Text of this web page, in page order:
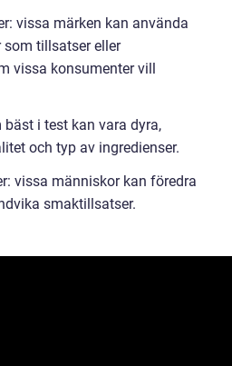
vissa märken kan använda
tillsatser eller
vissa konsumenter vill
i test kan vara dyra,
och typ av ingredienser.
vissa människor kan föredra
smaktillsatser.